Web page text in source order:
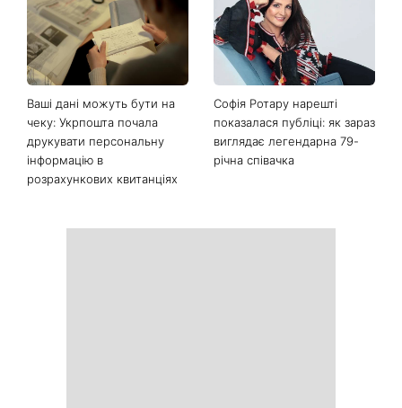
Ваші дані можуть бути на
чеку: Укрпошта почала
друкувати персональну
інформацію в
розрахункових квитанціях
Софія Ротару нарешті
показалася публіці: як зараз
виглядає легендарна 79-
річна співачка